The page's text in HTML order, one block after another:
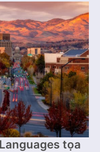
tọa